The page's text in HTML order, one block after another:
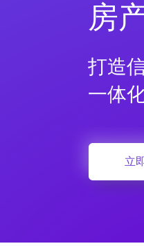
房
打造
一体
立